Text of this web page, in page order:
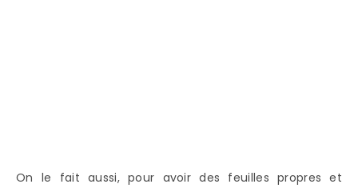
On le fait aussi, pour avoir des feuilles propres et